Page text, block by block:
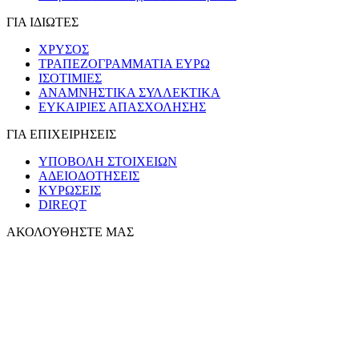
ΓΙΑ ΙΔΙΩΤΕΣ
ΧΡΥΣΟΣ
ΤΡΑΠΕΖΟΓΡΑΜΜΑΤΙΑ ΕΥΡΩ
ΙΣΟΤΙΜΙΕΣ
ΑΝΑΜΝΗΣΤΙΚΑ ΣΥΛΛΕΚΤΙΚΑ
ΕΥΚΑΙΡΙΕΣ ΑΠΑΣΧΟΛΗΣΗΣ
ΓΙΑ ΕΠΙΧΕΙΡΗΣΕΙΣ
ΥΠΟΒΟΛΗ ΣΤΟΙΧΕΙΩΝ
ΑΔΕΙΟΔΟΤΗΣΕΙΣ
ΚΥΡΩΣΕΙΣ
DIREQT
ΑΚΟΛΟΥΘΗΣΤΕ ΜΑΣ